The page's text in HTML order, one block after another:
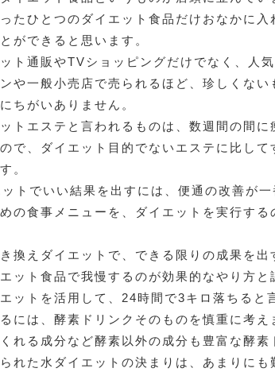
たひとつのダイエット食品だけおなかに入
ができると思います。
ト通販やTVショッピングだけでなく、人
や一般小売店で売られるほど、珍しくな
ちがいありません。
トエステと言われるものは、数週間の間
で、ダイエット目的でないエステに比し
。
トでいい結果を出すには、便通の改善が
の食事メニューを、ダイエットを実行する
換えダイエットで、できる限りの成果を
ット食品で我慢するのが効果的なやり方と
ットを活用して、24時間で3キロ落ちると
には、酵素ドリンクそのものを慎重に考え
れる成分など酵素以外の成分も豊富な酵素
れた水ダイエットの決まりは、あまりにも